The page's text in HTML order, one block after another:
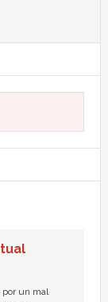
por un mal